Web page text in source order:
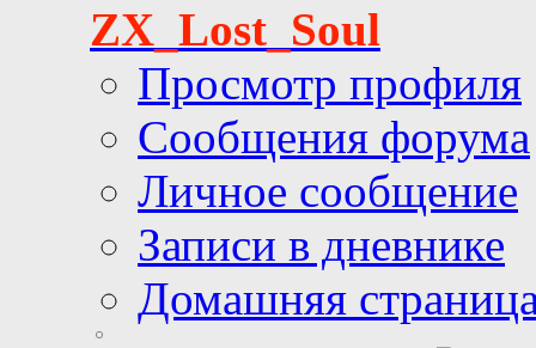
ZX_Lost_Soul
Просмотр профиля
Сообщения форума
Личное сообщение
Записи в дневнике
Домашняя